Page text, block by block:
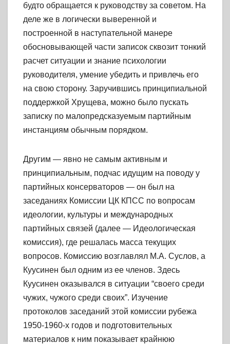
будто обращается к руководству за советом. На
деле же в логически выверенной и
построенной в наступательной манере
обосновывающей части записок сквозит тонкий
расчет ситуации и знание психологии
руководителя, умение убедить и привлечь его
на свою сторону. Заручившись принципиальной
поддержкой Хрущева, можно было пускать
записку по малопредсказуемым партийным
инстанциям обычным порядком.
Другим — явно не самым активным и
принципиальным, подчас идущим на поводу у
партийных консерваторов — он был на
заседаниях Комиссии ЦК КПСС по вопросам
идеологии, культуры и международных
партийных связей (далее — Идеологическая
комиссия), где решалась масса текущих
вопросов. Комиссию возглавлял М.А. Суслов, а
Куусинен был одним из ее членов. Здесь
Куусинен оказывался в ситуации “своего среди
чужих, чужого среди своих”. Изучение
протоколов заседаний этой комиссии рубежа
1950-1960-х годов и подготовительных
материалов к ним показывает крайнюю